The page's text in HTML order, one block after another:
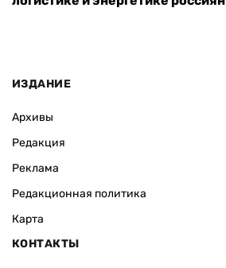
ИЗДАНИЕ
Архивы
Редакция
Реклама
Редакционная политика
Карта
КОНТАКТЫ